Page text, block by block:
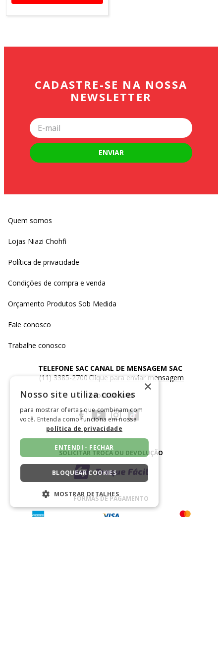
CADASTRE-SE NA NOSSA
NEWSLETTER
ENVIAR
Quem somos
Lojas Niazi Chohfi
Política de privacidade
Condições de compra e venda
Orçamento Produtos Sob Medida
Fale conosco
Trabalhe conosco
TELEFONE SAC
(11) 3385-2700
CANAL DE MENSAGEM SAC
Clique para enviar mensagem
REDES SOCIAIS
SOLICITAR TROCA OU DEVOLUÇÃO
FORMAS DE PAGAMENTO
×
Nosso site utiliza cookies
para mostrar ofertas que combinam com
você. Entenda como funciona em nossa
política de privacidade
ENTENDI - FECHAR
BLOQUEAR COOKIES
MOSTRAR DETALHES
ESTRITAMENTE NECESSÁRIOS